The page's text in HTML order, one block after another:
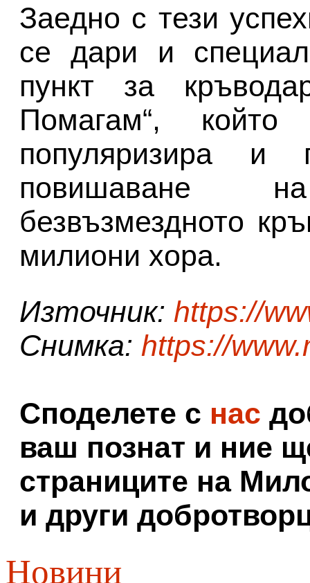
Заедно с тези
се дари и
пункт за
Помагам“,
популяризира и
повишаване
безвъзмездното
милиони хора.
Източник: https://
Снимка: https://
Споделете с нас
ваш познат и ние
страниците на
и други
Новини